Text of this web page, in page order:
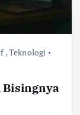
,Teknologi
Bisingnya